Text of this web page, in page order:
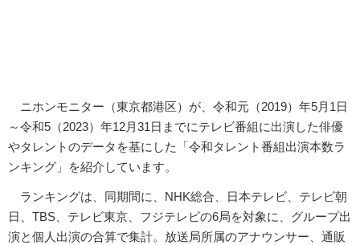
ニホンモニター（東京都港区）が、令和元（2019）年5月1日
～令和5（2023）年12月31日までにテレビ番組に出演した俳優
やタレントのデータを基にした「令和タレント番組出演本数ラ
ンキング」を紹介しています。
ランキングは、同期間に、NHK総合、日本テレビ、テレビ朝
日、TBS、テレビ東京、フジテレビの6局を対象に、グループ出
演と個人出演の合算で集計。放送局所属のアナウンサー、通販